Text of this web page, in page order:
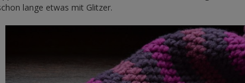
lange etwas mit Glitzer.